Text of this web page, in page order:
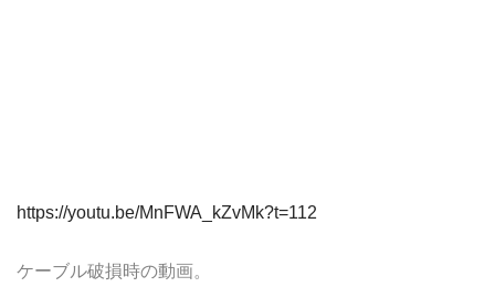
https://youtu.be/MnFWA_kZvMk?t=112
ケーブル破損時の動画。